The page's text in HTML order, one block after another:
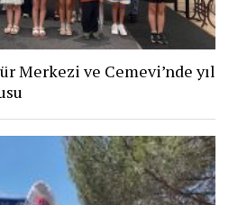
Merkezi ve Cemevi’nde yıl